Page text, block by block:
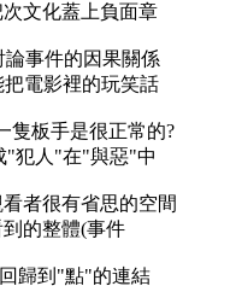
文化蓋上負面章
事件的因果關係
電影裡的玩笑話
隻板手是很正常的?
"犯人"在"與惡"中
者很有省思的空間
的整體(事件
歸到"點"的連結